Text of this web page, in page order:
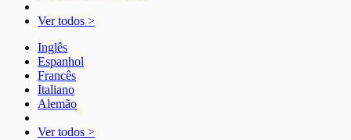
Ver todos >
Inglês
Espanhol
Francês
Italiano
Alemão
Ver todos >